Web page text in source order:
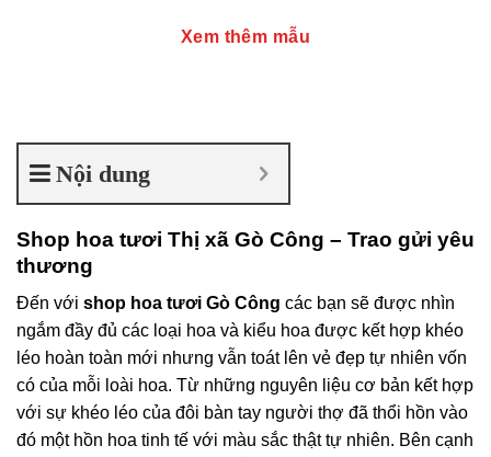
Xem thêm mẫu
Nội dung
Shop hoa tươi Thị xã Gò Công – Trao gửi yêu
thương
Đến với shop hoa tươi Gò Công các bạn sẽ được nhìn
ngắm đầy đủ các loại hoa và kiểu hoa được kết hợp khéo
léo hoàn toàn mới nhưng vẫn toát lên vẻ đẹp tự nhiên vốn
có của mỗi loài hoa. Từ những nguyên liệu cơ bản kết hợp
với sự khéo léo của đôi bàn tay người thợ đã thổi hồn vào
đó một hồn hoa tinh tế với màu sắc thật tự nhiên. Bên cạnh